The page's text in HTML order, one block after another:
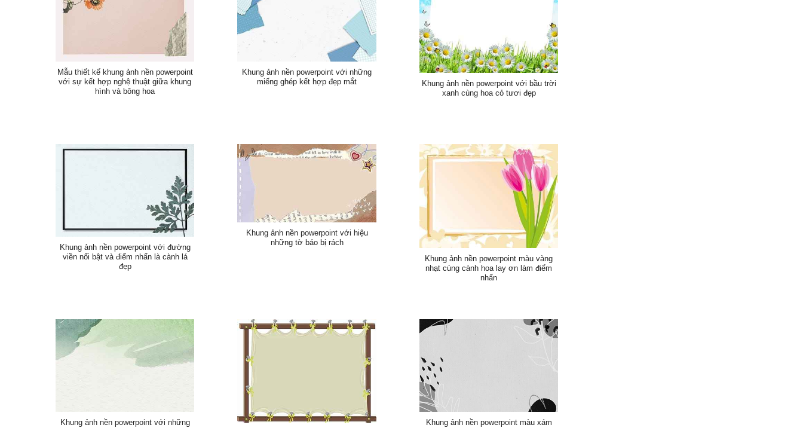
Mẫu thiết kế khung ảnh nền powerpoint
với sự kết hợp nghệ thuật giữa khung
hình và bông hoa
Khung ảnh nền powerpoint với những
miếng ghép kết hợp đẹp mắt
Khung ảnh nền powerpoint với bầu trời
xanh cùng hoa cỏ tươi đẹp
Khung ảnh nền powerpoint với đường
viền nổi bật và điểm nhấn là cành lá
đẹp
Khung ảnh nền powerpoint với hiệu
những tờ báo bị rách
Khung ảnh nền powerpoint màu vàng
nhạt cùng cành hoa lay ơn làm điểm
nhấn
Khung ảnh nền powerpoint với những
Khung ảnh nền powerpoint màu xám